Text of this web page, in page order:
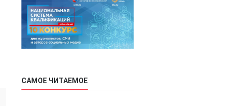
САМОЕ ЧИТАЕМОЕ